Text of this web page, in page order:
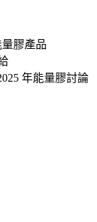
量膠產品
年能量膠討論